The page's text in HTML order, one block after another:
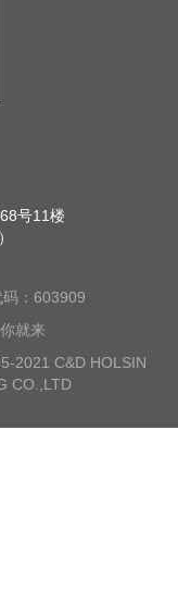
号11楼
码：603909
就来
2021 C&D HOLSIN
CO.,LTD